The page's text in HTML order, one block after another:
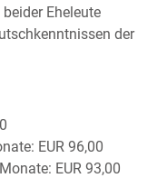
Eheleute
der
EUR 96,00
EUR 93,00